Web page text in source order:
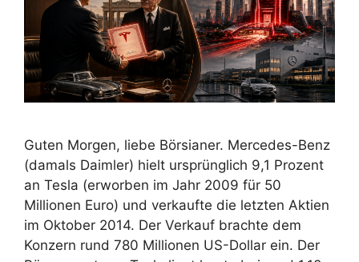
Guten Morgen, liebe Börsianer. Mercedes-Benz
(damals Daimler) hielt ursprünglich 9,1 Prozent
an Tesla (erworben im Jahr 2009 für 50
Millionen Euro) und verkaufte die letzten Aktien
im Oktober 2014. Der Verkauf brachte dem
Konzern rund 780 Millionen US-Dollar ein. Der